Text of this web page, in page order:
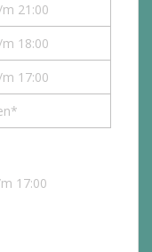
21:00
18:00
17:00
17:00